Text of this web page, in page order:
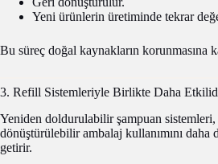
Yeni ürünlerin üretiminde tekrar
Bu süreç doğal kaynakların korunmasına
3. Refill Sistemleriyle Birlikte Daha
Yeniden doldurulabilir şampuan sistemleri,
dönüştürülebilir ambalaj kullanımını daha
getirir.